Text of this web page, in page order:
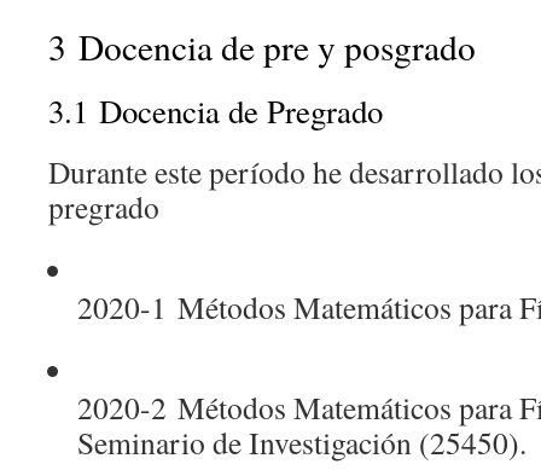
3 Docencia de pre y posgrado
3.1 Docencia de Pregrado
Durante este período he desarrollado
pregrado
2020-1 Métodos Matemáticos para
2020-2 Métodos Matemáticos para
Seminario de Investigación (25450).